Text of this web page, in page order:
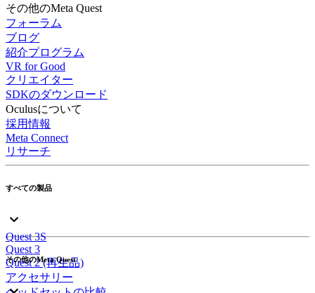
その他のMeta Quest
フォーラム
ブログ
紹介プログラム
VR for Good
クリエイター
SDKのダウンロード
Oculusについて
採用情報
Meta Connect
リサーチ
すべての製品
Quest 3S
Quest 3
Quest 2 (再生品)
アクセサリー
その他のMeta Quest